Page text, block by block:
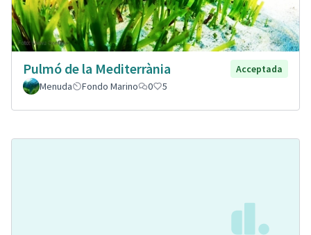
Pulmó de la Mediterrània
Acceptada
Menuda
Fondo Marino 0 5